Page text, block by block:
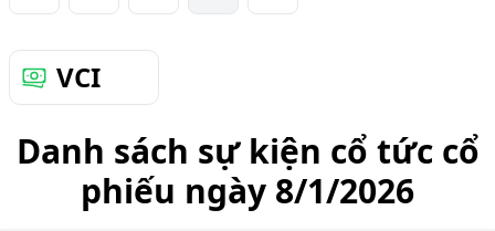
VCI
Danh sách sự kiện cổ tức cổ
phiếu ngày 8/1/2026